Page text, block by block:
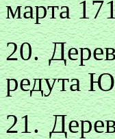
марта
20.
редута
21.